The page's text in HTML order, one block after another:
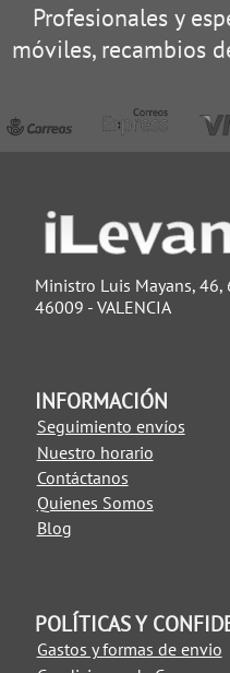
Profesionales y
móviles, recambios
Ministro Luis Mayans, 46,
46009 - VALENCIA
INFORMACIÓN
Seguimiento envíos
Nuestro horario
Contáctanos
Quienes Somos
Blog
POLÍTICAS Y
Gastos y formas de envio